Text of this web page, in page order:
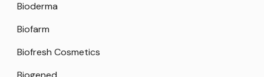
Bioderma
Biofarm
Biofresh Cosmetics